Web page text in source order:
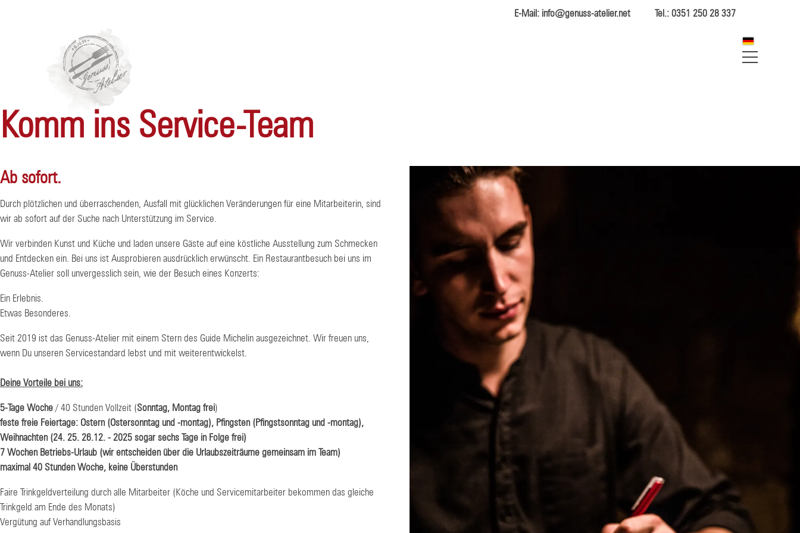
Tel.: 0351 250 28 337
E-Mail: info@genuss-atelier.net
Speisen & Getränke
Gutschein verschenken
Onlineshop
Restaurant
Komm ins Service-Team
Ab sofort.
Durch plötzlichen und überraschenden, Ausfall mit glücklichen Veränderungen für eine Mitarbeiterin, sind
wir ab sofort auf der Suche nach Unterstützung im Service.
Wir verbinden Kunst und Küche und laden unsere Gäste auf eine köstliche Ausstellung zum Schmecken
und Entdecken ein. Bei uns ist Ausprobieren ausdrücklich erwünscht. Ein Restaurantbesuch bei uns im
Genuss-Atelier soll unvergesslich sein, wie der Besuch eines Konzerts:
Ein Erlebnis.
Etwas Besonderes.
Seit 2019 ist das Genuss-Atelier mit einem Stern des Guide Michelin ausgezeichnet. Wir freuen uns,
wenn Du unseren Servicestandard lebst und mit weiterentwickelst.
Deine Vorteile bei uns:
5-Tage Woche / 40 Stunden Vollzeit (Sonntag, Montag frei)
feste freie Feiertage: Ostern (Ostersonntag und -montag), Pfingsten (Pfingstsonntag und -montag),
Weihnachten (24. 25. 26.12. - 2025 sogar sechs Tage in Folge frei)
7 Wochen Betriebs-Urlaub (wir entscheiden über die Urlaubszeiträume gemeinsam im Team)
maximal 40 Stunden Woche, keine Überstunden
Faire Trinkgeldverteilung durch alle Mitarbeiter (Köche und Servicemitarbeiter bekommen das gleiche
Trinkgeld am Ende des Monats)
Vergütung auf Verhandlungsbasis